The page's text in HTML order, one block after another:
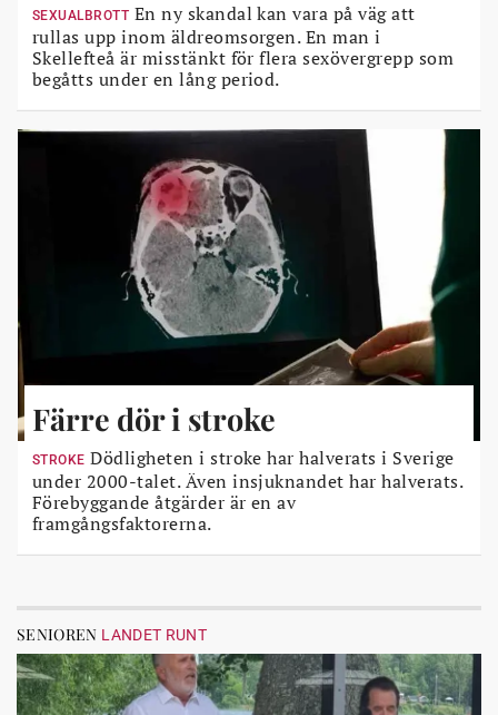
SEXUALBROTT En ny skandal kan vara på väg att
rullas upp inom äldreomsorgen. En man i
Skellefteå är misstänkt för flera sexövergrepp som
begåtts under en lång period.
Färre dör i stroke
STROKE Dödligheten i stroke har halverats i Sverige
under 2000-talet. Även insjuknandet har halverats.
Förebyggande åtgärder är en av
framgångsfaktorerna.
SENIOREN LANDET RUNT